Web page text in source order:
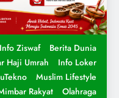
Info Ziswaf
Berita Dunia
Haji Umrah
Info Loker
Muslim Lifestyle
Rakyat
Olahraga